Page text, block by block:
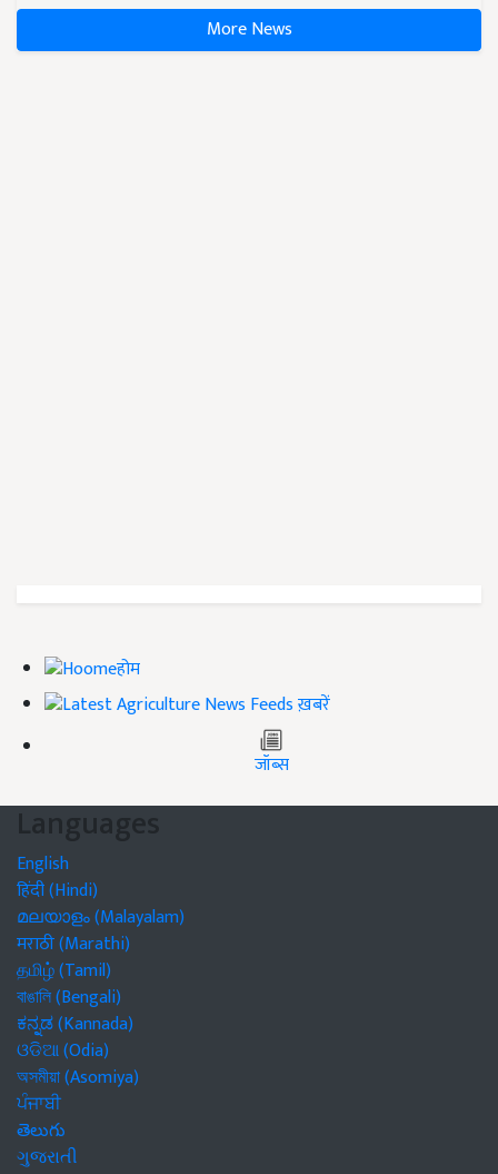
More News
होम
ख़बरें
जॉब्स
Languages
English
हिंदी (Hindi)
മലയാളം (Malayalam)
मराठी (Marathi)
தமிழ் (Tamil)
বাঙালি (Bengali)
ಕನ್ನಡ (Kannada)
ଓଡିଆ (Odia)
অসমীয়া (Asomiya)
ਪੰਜਾਬੀ
తెలుగు
ગુજરાતી